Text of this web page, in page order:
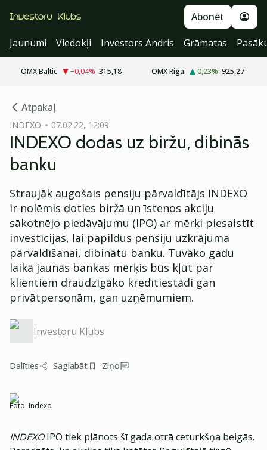
Abonēt
Jaunumi
Viedokļi Investors Andris Grāmatas
OMX Baltic −0,04% 315,18 OMX Riga 0,23% 925,27
Atpakaļ
INDEXO 07.02.22, 12:09
INDEXO dodas uz biržu, dibinās
banku
Straujāk augošais pensiju pārvaldītājs INDEXO
ir nolēmis doties biržā un īstenos akciju
sākotnējo piedāvājumu (IPO) ar mērķi piesaistīt
investīcijas, lai papildus pensiju uzkrājuma
pārvaldīšanai, dibinātu banku. Tuvāko gadu
laikā jaunās bankas mērķis būs kļūt par
klientiem draudzīgāko kredītiestādi gan
privātpersonām, gan uzņēmumiem.
Investoru Klubs
Dalīties Saglabāt Ziņo
Foto: Indexo
INDEXOIPO tiek plānots šī gada otrā ceturkšņa beigās.